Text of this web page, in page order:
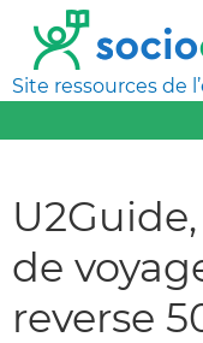
Site ressources de
de
reverse